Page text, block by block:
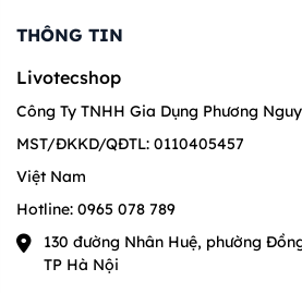
THÔNG TIN
Livotecshop
Công Ty TNHH Gia Dụng Phương
MST/ĐKKD/QĐTL: 0110405457
Việt Nam
Hotline: 0965 078 789
130 đường Nhân Huệ, phường
TP Hà Nội